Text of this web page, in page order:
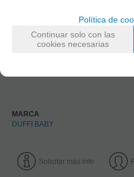
Su forma y tamaño lo hacen
También se puede utilizar
temperatura ambiental.
MARCA
DUFFI BABY
Solicitar más info
Política de
Continuar solo con las
cookies necesarias